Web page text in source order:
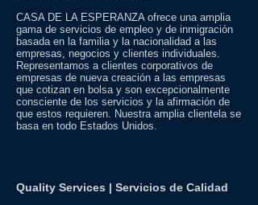
CASA DE LA ESPERANZA ofrece una amplia
gama de servicios de empleo y de inmigración
basada en la familia y la nacionalidad a las
empresas, negocios y clientes individuales.
Representamos a clientes corporativos de
empresas de nueva creación a las empresas
que cotizan en bolsa y son excepcionalmente
consciente de los servicios y la afirmación de
que estos requieren. Nuestra amplia clientela se
basa en todo Estados Unidos.
Quality Services | Servicios de Calidad